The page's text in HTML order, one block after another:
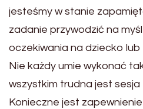
jesteśmy w stanie
zadanie przywodzić na
oczekiwania na dziecko
Nie każdy umie wykonać
wszystkim trudna jest sesja
Konieczne jest